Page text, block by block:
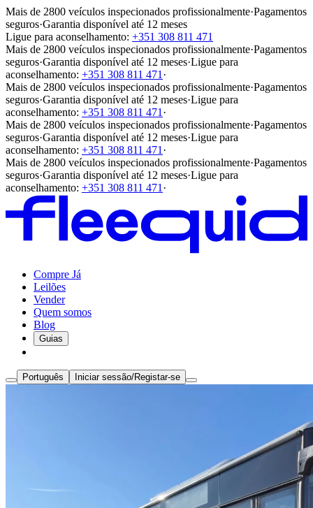
Mais de 2800 veículos inspecionados profissionalmente·Pagamentos
seguros·Garantia disponível até 12 meses
Ligue para aconselhamento: +351 308 811 471
Mais de 2800 veículos inspecionados profissionalmente·Pagamentos
seguros·Garantia disponível até 12 meses·Ligue para
aconselhamento: +351 308 811 471 ·
Mais de 2800 veículos inspecionados profissionalmente·Pagamentos
seguros·Garantia disponível até 12 meses·Ligue para
aconselhamento: +351 308 811 471 ·
Mais de 2800 veículos inspecionados profissionalmente·Pagamentos
seguros·Garantia disponível até 12 meses·Ligue para
aconselhamento: +351 308 811 471 ·
Mais de 2800 veículos inspecionados profissionalmente·Pagamentos
seguros·Garantia disponível até 12 meses·Ligue para
aconselhamento: +351 308 811 471 ·
Compre Já
Leilões
Vender
Quem somos
Blog
Guias
Português Iniciar sessão/Registar-se